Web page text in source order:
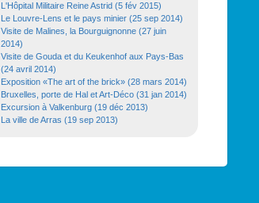
L'Hôpital Militaire Reine Astrid (5 fév 2015)
Le Louvre-Lens et le pays minier (25 sep 2014)
Visite de Malines, la Bourguignonne (27 juin
2014)
Visite de Gouda et du Keukenhof aux Pays-Bas
(24 avril 2014)
Exposition «The art of the brick» (28 mars 2014)
Bruxelles, porte de Hal et Art-Déco (31 jan 2014)
Excursion à Valkenburg (19 déc 2013)
La ville de Arras (19 sep 2013)